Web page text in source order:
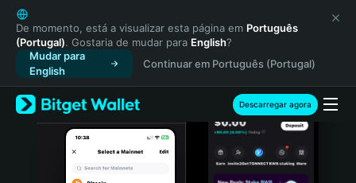
English
日本語
Tiếng Việt
Русский
Español (Latinoamérica)
Türkçe
Italiano
De momento, está a visualizar esta página em Português
(Portugal). Gostaria de mudar para English?
Mudar para
English
Continuar em Português (Portugal)
Descarregar agora